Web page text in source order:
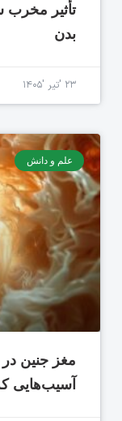
تأثیر
بدن
۲۳ 'تیر '۱۴۰۵
علم و دانش
مغز جنین در
آسیب‌هایی